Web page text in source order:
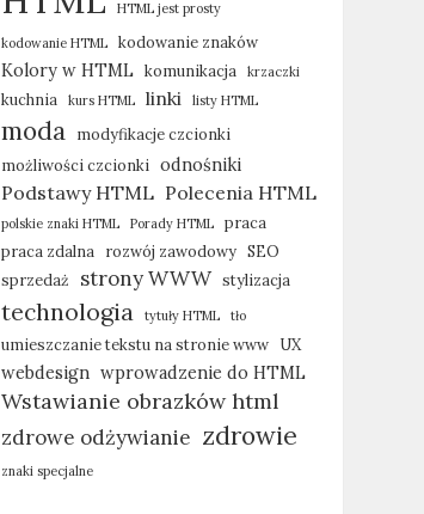
HTML jest prosty
kodowanie HTML kodowanie znaków
Kolory w HTML komunikacja krzaczki
kuchnia kurs HTML linki listy HTML
moda
modyfikacje czcionki
możliwości czcionki
odnośniki
Podstawy HTML Polecenia HTML
polskie znaki HTML Porady HTML
praca
praca zdalna
rozwój zawodowy SEO
sprzedaż
strony WWW stylizacja
technologia tytuły HTML tło
umieszczanie tekstu na stronie www UX
webdesign wprowadzenie do HTML
Wstawianie obrazków html
zdrowe odżywianie zdrowie
znaki specjalne